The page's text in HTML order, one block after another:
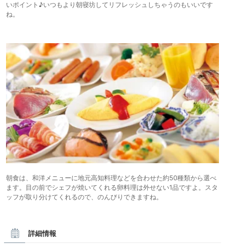
いポイント♪いつもより朝寝坊してリフレッシュしちゃうのもいいです
ね。
朝食は、和洋メニューに地元高知料理などを合わせた約50種類から選べ
ます。目の前でシェフが焼いてくれる卵料理は外せない1品ですよ。スタ
ッフが取り分けてくれるので、のんびりできますね。
詳細情報